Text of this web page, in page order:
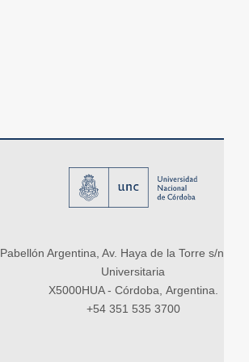
Pabellón Argentina, Av. Haya de la Torre s/n,
Universitaria
X5000HUA - Córdoba, Argentina.
+54 351 535 3700